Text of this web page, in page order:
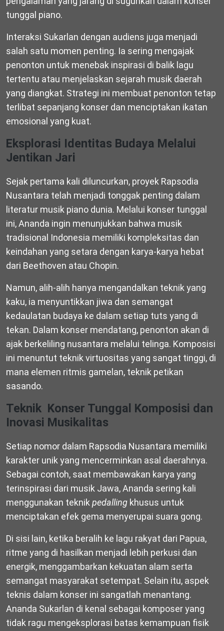
tunggal piano.
Interaksi Sukarlan dengan audiens juga menjadi
salah satu momen penting. Ia sering mengajak
penonton untuk menebak inspirasi di balik lagu
tertentu atau menjelaskan sejarah musik daerah
yang diangkat. Strategi ini membuat penonton tetap
terlibat sepanjang konser dan menciptakan ikatan
emosional yang kuat.
Eksplorasi Identitas Budaya Melalui
Jentikan Jari
Sejak pertama kali diluncurkan, proyek Rapsodia
Nusantara telah menjadi tonggak penting dalam
literatur musik piano dunia. Melalui konser tunggal
ini, Ananda ingin menunjukkan bahwa musik
tradisional Indonesia memiliki kompleksitas dan
keindahan yang setara dengan karya-karya hebat
dari Beethoven atau Chopin.
Namun, alih-alih hanya mengandalkan teknik yang
kaku, ia menyuntikkan jiwa dan semangat
kedaulatan budaya ke dalam setiap tuts yang di
tekan. Dalam konser mendatang, penonton akan di
ajak berkeliling nusantara melalui telinga. Komposisi
ini menuntut teknik virtuositas yang sangat tinggi, di
mana elemen ritmis gamelan, teknik petikan
sasando.
Teknik Konser Tunggal Komposisi dan
Inovasi Musikalitas
Setiap nomor dalam Rapsodia Nusantara memiliki
karakter unik yang mencerminkan asal daerahnya.
Sebagai contoh, saat membawakan karya yang
terinspirasi dari musik Jawa, Ananda sering kali
menggunakan teknikpedalling khusus untuk
menciptakan efek gema menyerupai suara gong.
Di sisi lain, ketika beralih ke lagu rakyat dari Papua,
ritme yang di hasilkan menjadi lebih perkusi dan
energik, menggambarkan kekuatan alam serta
semangat masyarakat setempat. Selain itu, aspek
teknis dalam konser ini sangatlah menantang.
Ananda Sukarlan di kenal sebagai komposer yang
tidak ragu mengeksplorasi batas kemampuan fisik